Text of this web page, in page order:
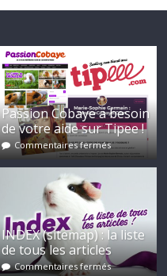
Passion Cobaye a besoin
de votre aide sur Tipee !
Commentaires fermés
INDEX (sitemap) : la liste
de tous les articles
Commentaires fermés